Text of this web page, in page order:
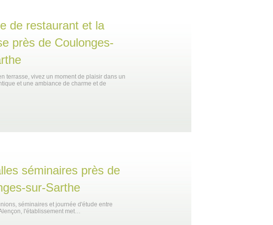
de restaurant et la
près de Coulonges-
terrasse, vivez un moment de plaisir dans un
et une ambiance de charme et de
séminaires près de
sur-Sarthe
séminaires et journée d'étude entre
l'établissement met…